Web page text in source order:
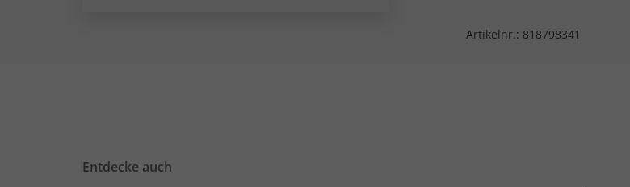
Artikelnr.: 818798341
Entdecke auch